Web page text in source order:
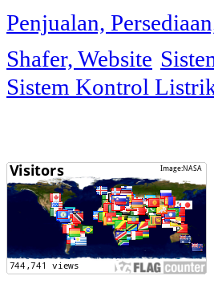
Penjualan,
Shafer, Website
Sistem Kontrol